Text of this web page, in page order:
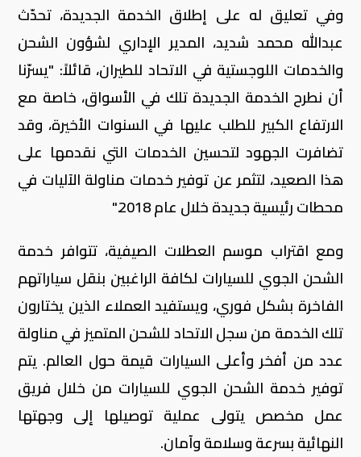
وفي تعليق له على إطلاق الخدمة الجديدة، تحدّث
عبدالله محمد شديد، المدير الإداري لشؤون الشحن
والخدمات اللوجستية في الاتحاد للطيران، قائلاً: "يسرّنا
أن نطرح الخدمة الجديدة تلك في الأسواق، خاصة مع
الارتفاع الكبير للطلب عليها في السنوات الأخيرة، وقد
تضافرت الجهود لتحسين الخدمات التي نقدمها على
هذا الصعيد، لتثمر عن توفير خدمات مناولة الآليات في
محطات رئيسية جديدة خلال عام 2018."
ومع اقتراب موسم العطلات الصيفية، تتوافر خدمة
الشحن الجوي للسيارات لكافة الراغبين بنقل سياراتهم
الفاخرة بشكل فوري، ويستفيد العملاء الذين يختارون
تلك الخدمة من سجل الاتحاد للشحن المتميز في مناولة
عدد من أفخر وأعلى السيارات قيمة حول العالم. يتم
توفير خدمة الشحن الجوي للسيارات من خلال فريق
عمل مخصص يتولى عملية توصيلها إلى وجهتها
النهائية بسرعة وسلامة وآمان.